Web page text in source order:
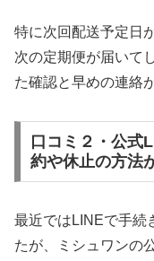
特に次回配送予定日
次の定期便が届いて
た確認と早めの連絡
口コミ２・公式
約や休止の方法
最近ではLINEで手続
たが、ミシュワンの